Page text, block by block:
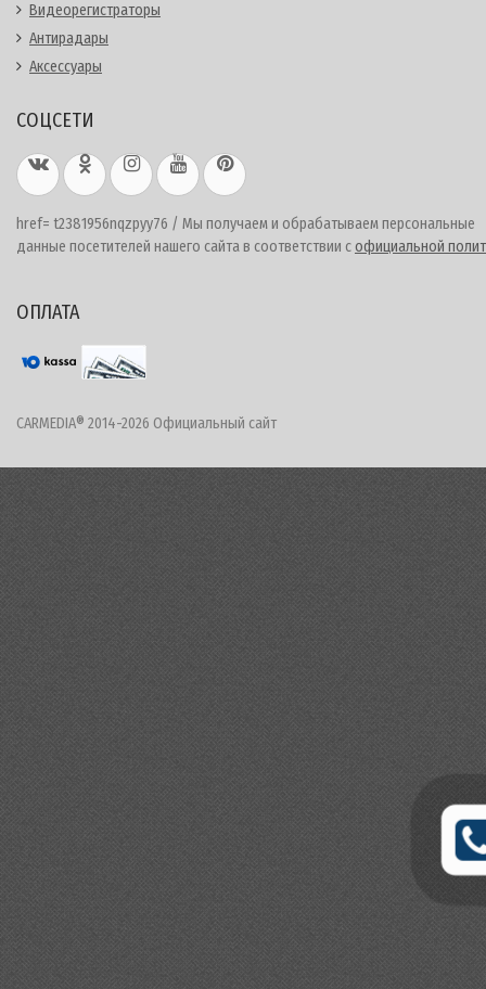
Видеорегистраторы
Антирадары
Аксессуары
СОЦСЕТИ
href= t2381956nqzpyy76 / Мы получаем и обрабатываем персональные
данные посетителей нашего сайта в соответствии софициальной
ОПЛАТА
CARMEDIA® 2014-2026 Официальный сайт